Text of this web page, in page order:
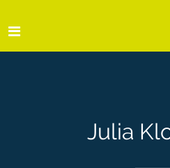
Julia